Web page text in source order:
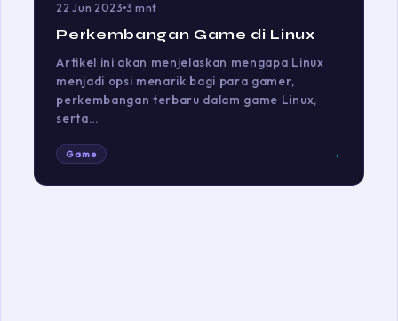
22 Jun 2023 3 mnt
Perkembangan Game di Linux
Artikel ini akan menjelaskan mengapa Linux
menjadi opsi menarik bagi para gamer,
perkembangan terbaru dalam game Linux,
serta…
Game →